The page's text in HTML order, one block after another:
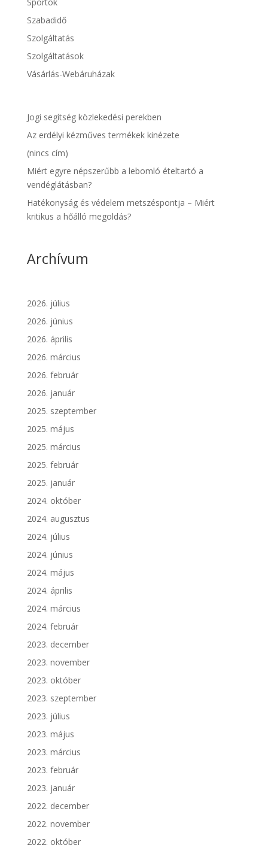
Sportok
Szabadidő
Szolgáltatás
Szolgáltatások
Vásárlás-Webáruházak
Jogi segítség közlekedési perekben
Az erdélyi kézműves termékek kinézete
(nincs cím)
Miért egyre népszerűbb a lebomló ételtartó a
vendéglátásban?
Hatékonyság és védelem metszéspontja – Miért
kritikus a hőálló megoldás?
Archívum
2026. július
2026. június
2026. április
2026. március
2026. február
2026. január
2025. szeptember
2025. május
2025. március
2025. február
2025. január
2024. október
2024. augusztus
2024. július
2024. június
2024. május
2024. április
2024. március
2024. február
2023. december
2023. november
2023. október
2023. szeptember
2023. július
2023. május
2023. március
2023. február
2023. január
2022. december
2022. november
2022. október